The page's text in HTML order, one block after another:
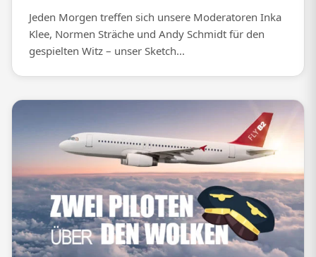
Jeden Morgen treffen sich unsere Moderatoren Inka
Klee, Normen Sträche und Andy Schmidt für den
gespielten Witz – unser Sketch...